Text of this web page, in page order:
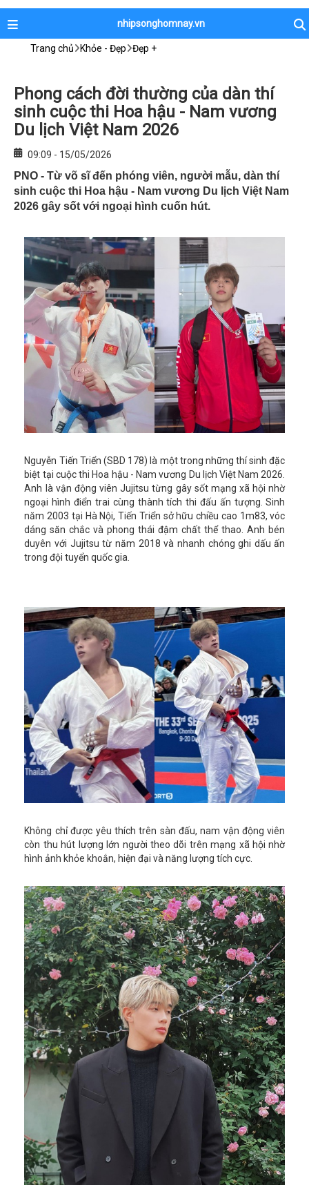
nhipsonghomnay.vn
Trang chủ Khỏe - Đẹp Đẹp +
Phong cách đời thường của dàn thí
sinh cuộc thi Hoa hậu - Nam vương
Du lịch Việt Nam 2026
09:09 - 15/05/2026
PNO - Từ võ sĩ đến phóng viên, người mẫu, dàn thí
sinh cuộc thi Hoa hậu - Nam vương Du lịch Việt Nam
2026 gây sốt với ngoại hình cuốn hút.
Nguyễn Tiến Triển (SBD 178) là một trong những thí sinh đặc
biệt tại cuộc thi Hoa hậu - Nam vương Du lịch Việt Nam 2026.
Anh là vận động viên Jujitsu từng gây sốt mạng xã hội nhờ
ngoại hình điển trai cùng thành tích thi đấu ấn tượng. Sinh
năm 2003 tại Hà Nội, Tiến Triển sở hữu chiều cao 1m83, vóc
dáng săn chắc và phong thái đậm chất thể thao. Anh bén
duyên với Jujitsu từ năm 2018 và nhanh chóng ghi dấu ấn
trong đội tuyển quốc gia.
Không chỉ được yêu thích trên sàn đấu, nam vận động viên
còn thu hút lượng lớn người theo dõi trên mạng xã hội nhờ
hình ảnh khỏe khoắn, hiện đại và năng lượng tích cực.